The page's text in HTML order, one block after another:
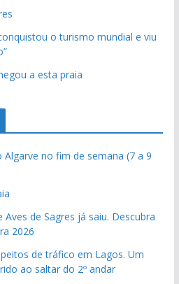
o turismo mundial e viu
a esta praia
no fim de semana (7 a 9
de Sagres já saiu. Descubra
2026
de tráfico em Lagos. Um
ao saltar do 2º andar